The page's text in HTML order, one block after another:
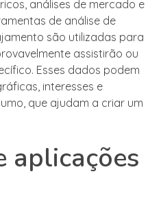
análises de mercado e
de análise de
são utilizadas para
assistirão ou
Esses dados podem
interesses e
que ajudam a criar um
aplicações